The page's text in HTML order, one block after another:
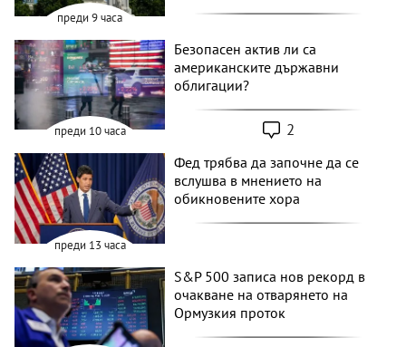
преди 9 часа
преди 10 часа
Безопасен актив ли са
американските държавни
облигации?
2
преди 13 часа
Фед трябва да започне да се
вслушва в мнението на
обикновените хора
S&P 500 записа нов рекорд в
очакване на отварянето на
Ормузкия проток